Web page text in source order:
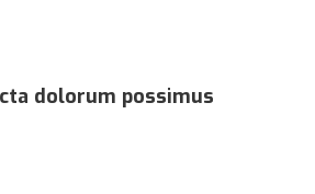
dolorum possimus